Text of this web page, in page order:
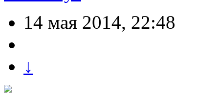
14 мая 2014, 22:48
↓